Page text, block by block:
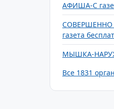
АФИША-С
СОВЕРШЕННО
газета
МЫШКА-
Все 1831